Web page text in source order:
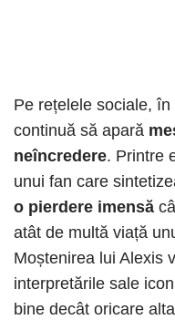
Pe rețelele sociale,
continuă să apară
neîncredere. Printre
unui fan care
o pierdere imensă
atât de multă viață
Moștenirea lui Alexis
interpretările sale
bine decât oricare